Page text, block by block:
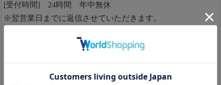
[受付時間] 24時間 年中無休
※翌営業日までに返信させていただきます。
◆お電話：0120-12-1248